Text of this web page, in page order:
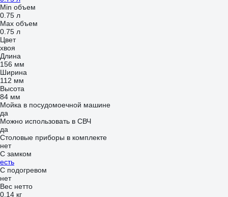
Min объем
0.75 л
Max объем
0.75 л
Цвет
хвоя
Длина
156 мм
Ширина
112 мм
Высота
84 мм
Мойка в посудомоечной машине
да
Можно использовать в СВЧ
да
Столовые приборы в комплекте
нет
С замком
есть
С подогревом
нет
Вес нетто
0.14 кг